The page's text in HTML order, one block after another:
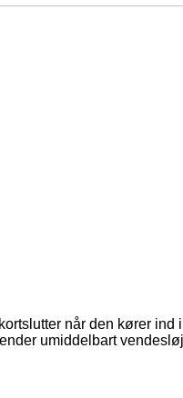
når den kører
umiddelbart